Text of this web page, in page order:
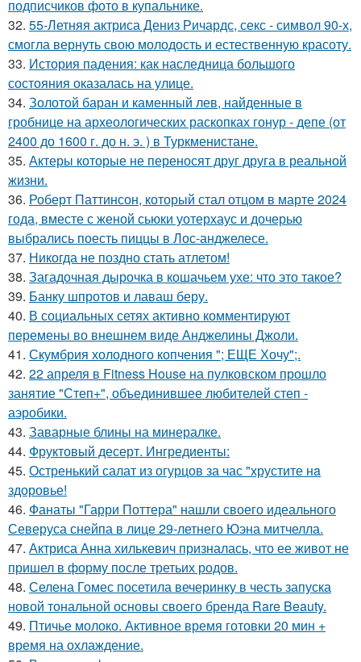
подписчиков фото в купальнике.
32. 55-Летняя актриса Дениз Ричардс, секс - символ 90-х,
смогла вернуть свою молодость и естественную красоту.
33. История падения: как наследница большого
состояния оказалась на улице.
34. Золотой баран и каменный лев, найденные в
гробнице на археологических раскопках гонур - депе (от
2400 до 1600 г. до н. э. ) в Туркменистане.
35. Актеры которые не переносят друг друга в реальной
жизни.
36. Роберт Паттинсон, который стал отцом в марте 2024
года, вместе с женой сьюки уотерхаус и дочерью
выбрались поесть пиццы в Лос-анджелесе.
37. Никогда не поздно стать атлетом!
38. Загадочная дырочка в кошачьем ухе: что это такое?
39. Банку шпротов и лаваш беру.
40. В социальных сетях активно комментируют
перемены во внешнем виде Анджелины Джоли.
41. Скумбрия холодного копчения "; ЕЩЕ Хочу";.
42. 22 апреля в Fitness House на пулковском прошло
занятие "Степ+", объединившее любителей степ -
аэробики.
43. Заварные блины на минералке.
44. Фруктовый десерт. Ингредиенты:
45. Остренький салат из огурцов за час "хрустите нa
здоровье!
46. Фанаты "Гарри Поттера" нашли своего идеального
Северуса снейпа в лице 29-летнего Юэна митчелла.
47. Актриса Анна хилькевич призналась, что ее живот не
пришел в форму после третьих родов.
48. Селена Гомес посетила вечеринку в честь запуска
новой тональной основы своего бренда Rare Beauty.
49. Птичье молоко. Активное время готовки 20 мин +
время на охлаждение.